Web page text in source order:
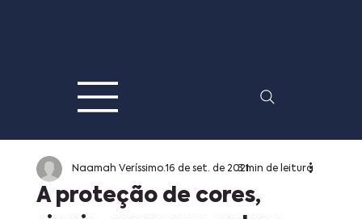
A proteção de cores,
Naamah Veríssimo 16 de set. de 20213 min de leitura